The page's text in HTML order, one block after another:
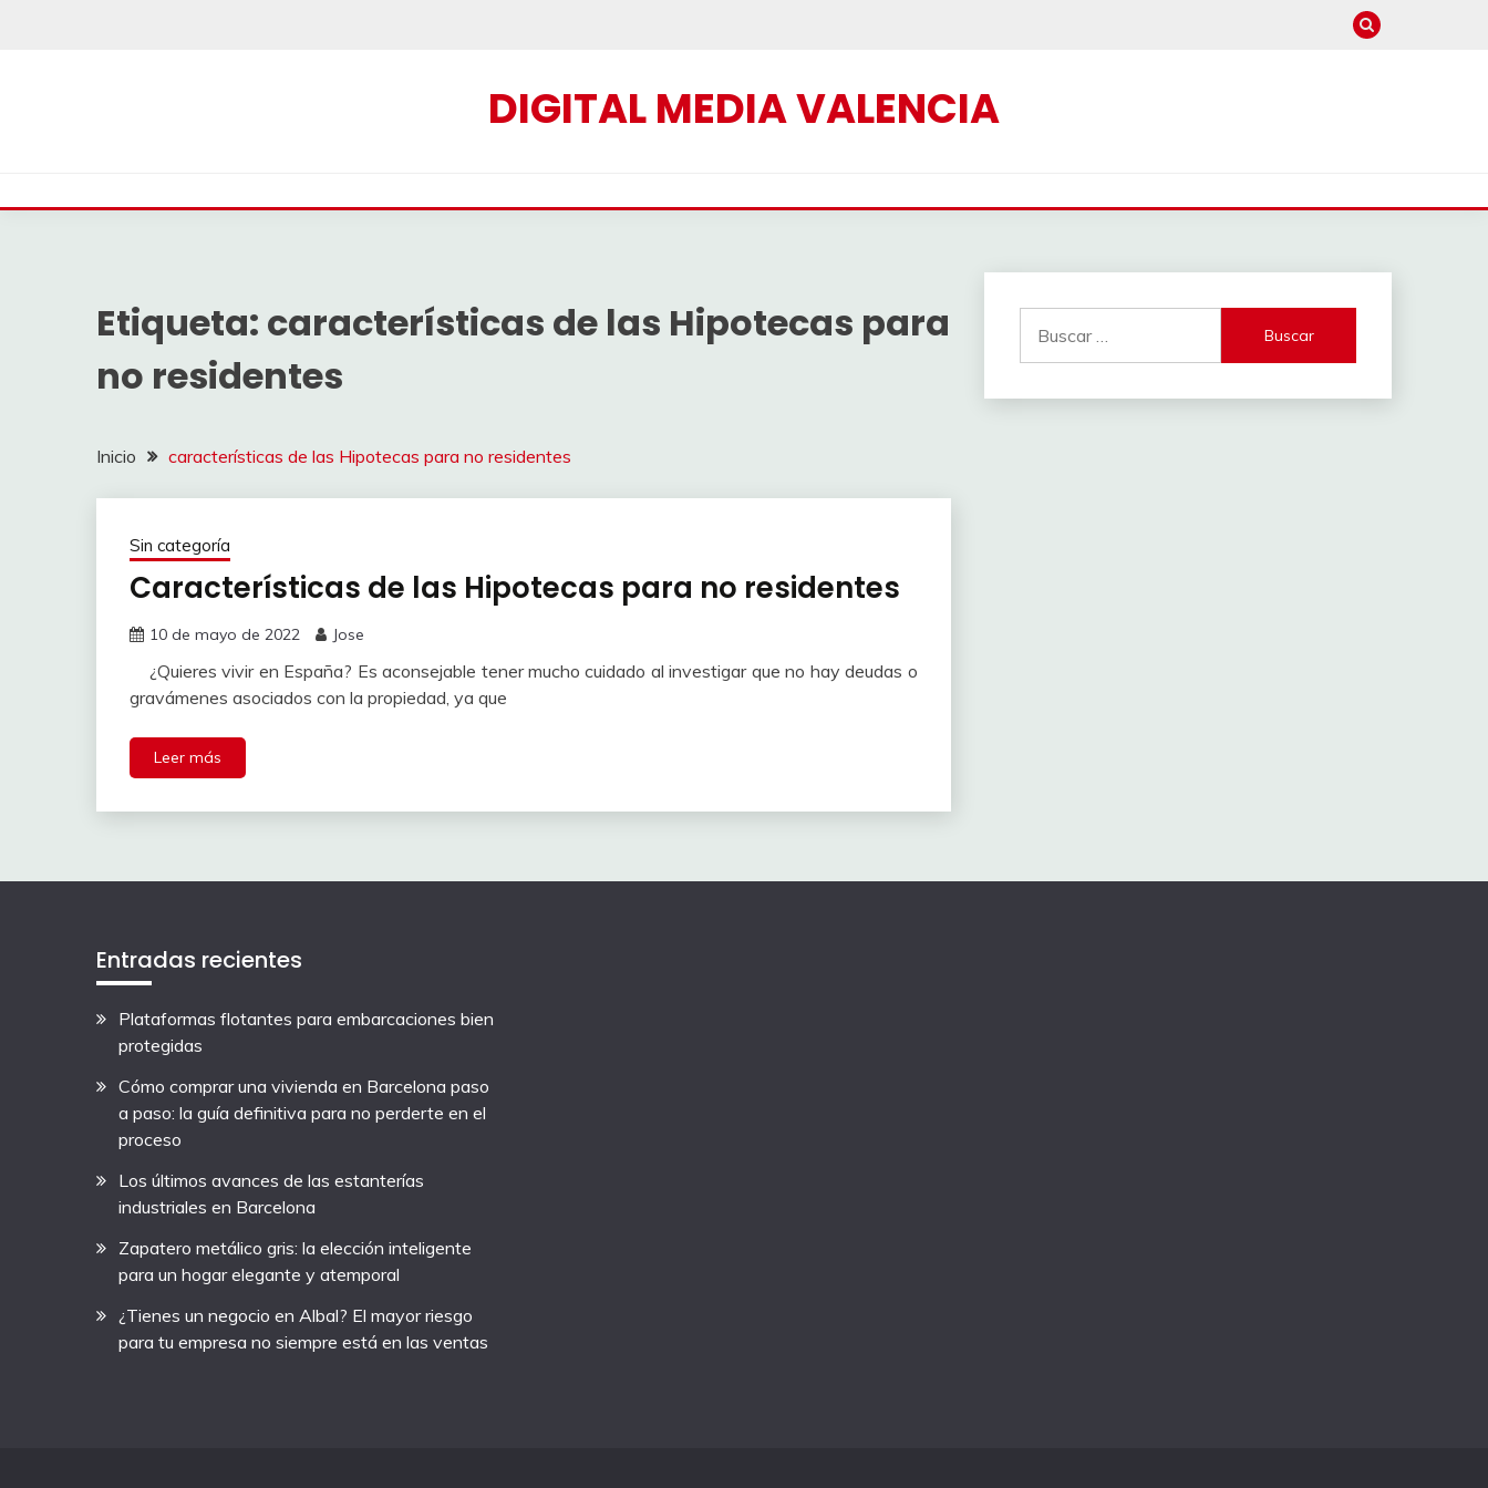
DIGITAL MEDIA VALENCIA
Etiqueta: características de las Hipotecas para
no residentes
Inicio características de las Hipotecas para no residentes
Sin categoría
Características de las Hipotecas para no residentes
10 de mayo de 2022 Jose
¿Quieres vivir en España? Es aconsejable tener mucho cuidado al investigar que no hay deudas o
gravámenes asociados con la propiedad, ya que
Leer más
Entradas recientes
Plataformas flotantes para embarcaciones bien
protegidas
Cómo comprar una vivienda en Barcelona paso
a paso: la guía definitiva para no perderte en el
proceso
Los últimos avances de las estanterías
industriales en Barcelona
Zapatero metálico gris: la elección inteligente
para un hogar elegante y atemporal
¿Tienes un negocio en Albal? El mayor riesgo
para tu empresa no siempre está en las ventas